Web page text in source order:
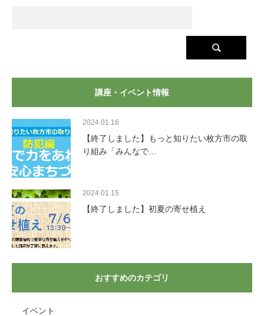
講座・イベント情報
2024.01.16
【終了しました】もっと知りたい枚方市の取
り組み「みんなで…
2024.01.15
【終了しました】初夏の寄せ植え
おすすめのカテゴリ
イベント